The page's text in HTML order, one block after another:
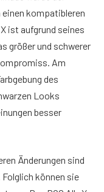
kompatibleren
ist aufgrund seines
größer und schwerer
Am
des
Looks
besser
Änderungen sind
können sie